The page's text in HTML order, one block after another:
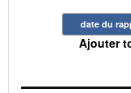
date du
Ajouter